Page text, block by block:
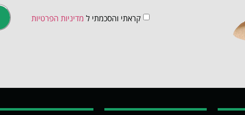
קראתי והסכמתי ל מדיניות הפרטיות